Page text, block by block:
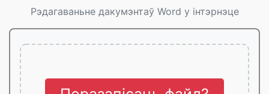
Рэдагаваньне дакумэнтаў Word у інтэрнэце